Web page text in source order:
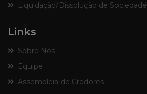
Liquidação/Dissolução de Sociedade
Links
Sobre Nós
Equipe
Assembleia de Credores